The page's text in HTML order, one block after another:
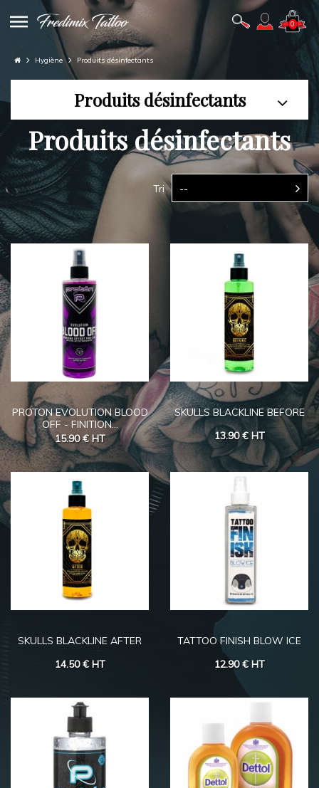
0
Hygiène Produits désinfectants
Produits désinfectants
Produits désinfectants
Tri --
PROTON EVOLUTION BLOOD
OFF - FINITION...
15.90 €HT
SKULLS BLACKLINE BEFORE
13.90 €HT
SKULLS BLACKLINE AFTER
14.50 € HT
TATTOO FINISH BLOW ICE
12.90 € HT